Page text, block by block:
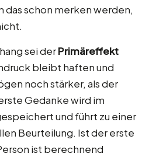
das schon merken werden,
sei derPrimäreffekt
bleibt haften und
noch stärker, als der
Gedanke wird im
und führt zu einer
Beurteilung. Ist der erste
ist berechnend